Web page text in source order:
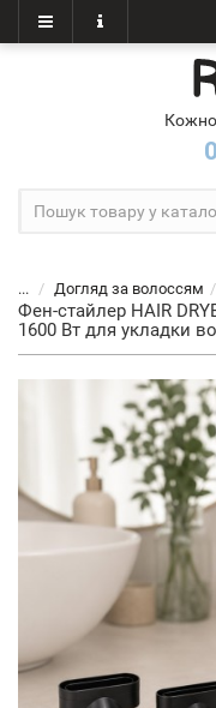
... Догляд за волоссям
Фен-стайлер HAIR
1600 Вт для укладки